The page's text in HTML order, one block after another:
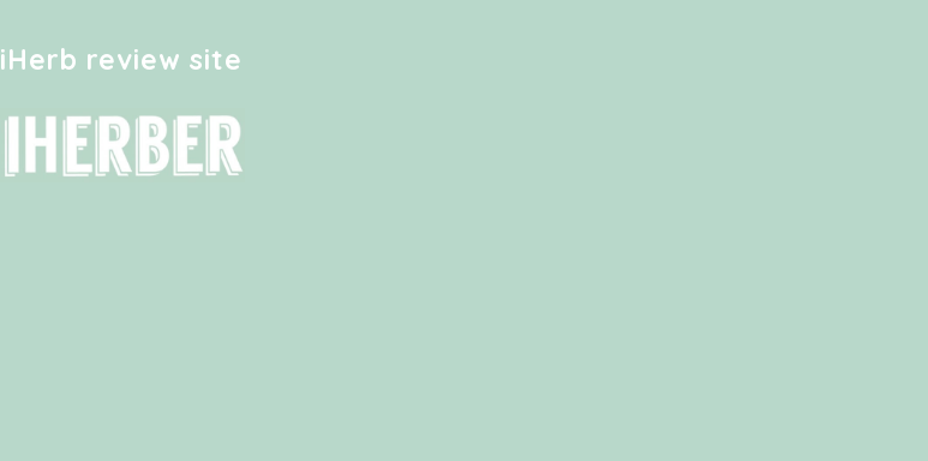
iHerb review site